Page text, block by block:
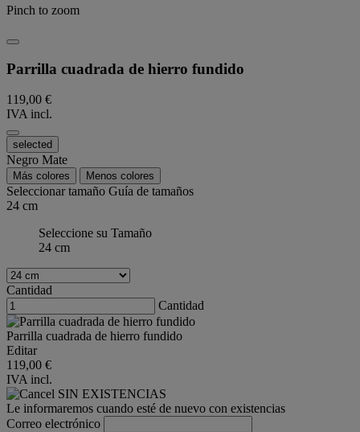
Pinch to zoom
Parrilla cuadrada de hierro fundido
119,00 €
IVA incl.
selected
Negro Mate
Más colores Menos colores
Seleccionar tamaño Guía de tamaños
24 cm
Seleccione su Tamaño
24 cm
Cantidad
Cantidad
Parrilla cuadrada de hierro fundido
Editar
119,00 €
IVA incl.
SIN EXISTENCIAS
Le informaremos cuando esté de nuevo con existencias
Correo electrónico